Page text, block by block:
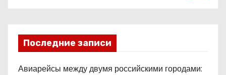
Последние записи
Авиарейсы между двумя российскими городами: